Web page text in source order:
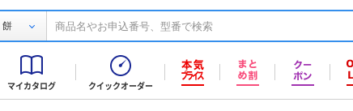
餅
マイカタログ クイックオーダー